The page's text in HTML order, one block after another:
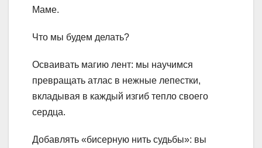
Маме.
Что мы будем делать?
Осваивать магию лент: мы научимся
превращать атлас в нежные лепестки,
вкладывая в каждый изгиб тепло своего
сердца.
Добавлять «бисерную нить судьбы»: вы